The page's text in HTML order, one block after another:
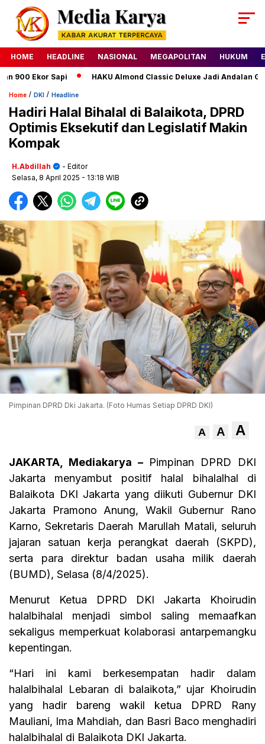
HOME HEADLINE NASIONAL MEGAPOLITAN HUKUM
Ekor Sapi HAKU Almond Classic Deluxe Jadi Andalan Glico
Home / DKI / Headline
Hadiri Halal Bihalal di Balaikota, DPRD
Optimis Eksekutif dan Legislatif Makin
Kompak
H.Abdillah
- Editor
Selasa, 8 April 2025 - 13:18 WIB
Pimpinan DPRD Dki Jakarta. (Foto Humas Setiap DPRD DKI)
A A A
JAKARTA, Mediakarya –Pimpinan DPRD DKI
Jakarta menyambut positif halal bihalalhal di
Balaikota DKI Jakarta yang diikuti Gubernur DKI
Jakarta Pramono Anung, Wakil Gubernur Rano
Karno, Sekretaris Daerah Marullah Matali, seluruh
jajaran satuan kerja perangkat daerah (SKPD),
serta para direktur badan usaha milik daerah
(BUMD), Selasa (8/4/2025).
Menurut Ketua DPRD DKI Jakarta Khoirudin
halalbihalal menjadi simbol saling memaafkan
sekaligus memperkuat kolaborasi antarpemangku
kepentingan.
“Hari ini kami berkesempatan hadir dalam
halalbihalal Lebaran di balaikota,” ujar Khoirudin
yang hadir bareng wakil ketua DPRD Rany
Mauliani, Ima Mahdiah, dan Basri Baco menghadiri
halalbihalal di Balaikota DKI Jakarta.